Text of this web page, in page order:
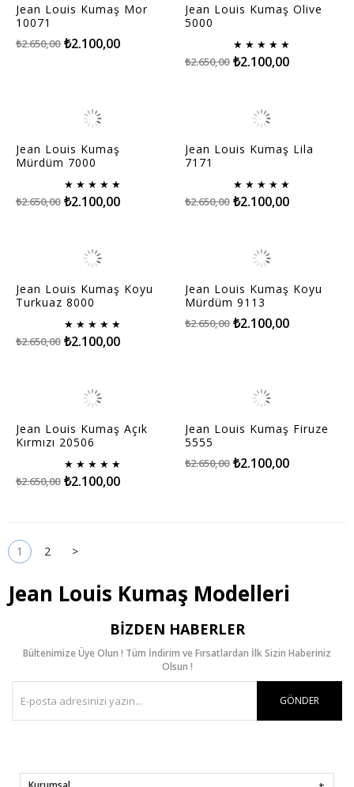
Jean Louis Kumaş Mor
10071
₺2.100,00
₺2.650,00
Jean Louis Kumaş Olive
5000
★ ★ ★ ★ ★
₺2.100,00
₺2.650,00
Jean Louis Kumaş
Mürdüm 7000
★ ★ ★ ★ ★
₺2.100,00
₺2.650,00
Jean Louis Kumaş Lila
7171
★ ★ ★ ★ ★
₺2.100,00
₺2.650,00
Jean Louis Kumaş Koyu
Turkuaz 8000
★ ★ ★ ★ ★
₺2.100,00
₺2.650,00
Jean Louis Kumaş Koyu
Mürdüm 9113
₺2.100,00
₺2.650,00
Jean Louis Kumaş Açık
Kırmızı 20506
★ ★ ★ ★ ★
₺2.100,00
₺2.650,00
Jean Louis Kumaş Firuze
5555
₺2.100,00
₺2.650,00
1 2 >
Jean Louis Kumaş Modelleri
BIZDEN HABERLER
Bültenimize Üye Olun ! Tüm İndirim ve Fırsatlardan İlk Sizin Haberiniz
Olsun !
GÖNDER